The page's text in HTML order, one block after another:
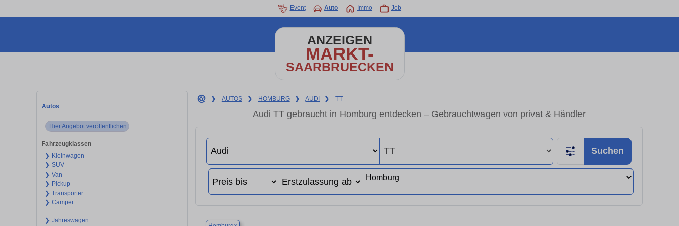
Event Auto Immo Job
ANZEIGEN
MARKT-
SAARBRUECKEN
Autos
Hier Angebot veröffentlichen
Fahrzeugklassen
❯ Kleinwagen
❯ SUV
❯ Van
❯ Pickup
❯ Transporter
❯ Camper
❯ Jahreswagen
❯ AUTOS ❯ HOMBURG ❯ AUDI ❯ TT
Audi TT gebraucht in Homburg entdecken – Gebrauchtwagen von privat & Händler
Suchen